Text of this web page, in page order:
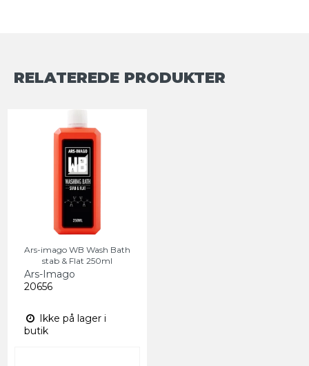
RELATEREDE PRODUKTER
Ars-imago WB Wash Bath
stab & Flat 250ml
Ars-Imago
20656
Ikke på lager i
butik